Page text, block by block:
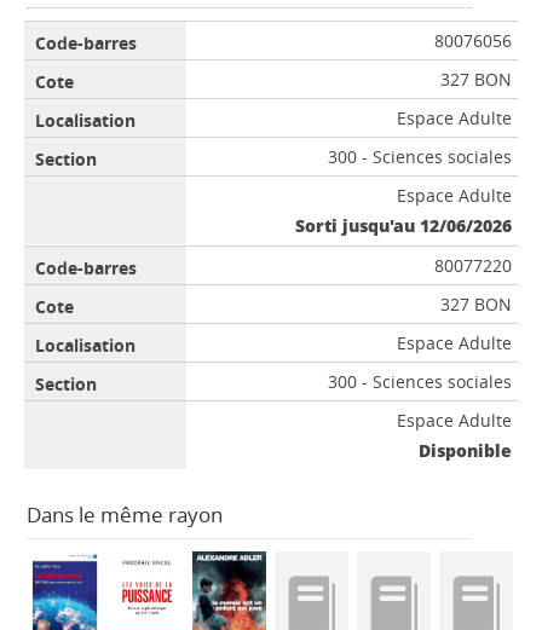
80076056
327 BON
Espace Adulte
300 - Sciences sociales
Espace Adulte
Sorti jusqu'au 12/06/2026
80077220
327 BON
Espace Adulte
300 - Sciences sociales
Espace Adulte
Disponible
Dans le même rayon